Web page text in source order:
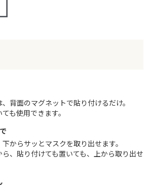
背面のマグネットで貼り付けるだけ。
も使用できます。
からサッとマスクを取り出せます。
ら、貼り付けても置いても、上から取り出せ